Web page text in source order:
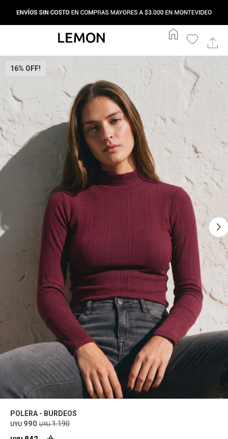
home
16
POLERA - BURDEOS
UYU 990 UYU 1.190